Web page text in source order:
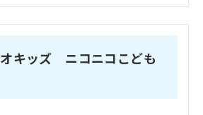
キッズ ニコニコこども